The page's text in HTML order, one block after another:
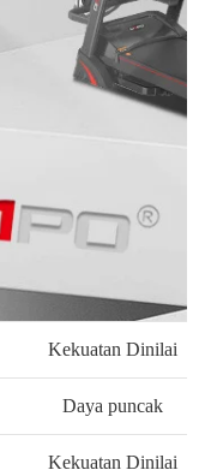
Kekuatan Dinilai
Daya puncak
Kekuatan Dinilai